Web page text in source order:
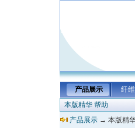
产品展示 纤
本版精华 帮助
产品展示 → 本版精